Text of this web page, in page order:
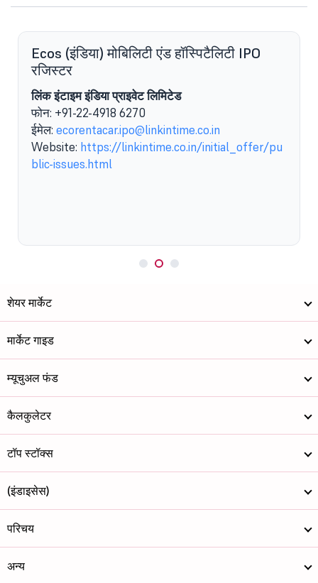
Ecos (इंडिया) मोबिलिटी एंड हॉस्पिटैलिटी IPO
रजिस्टर
लिंक इंटाइम इंडिया प्राइवेट लिमिटेड
फोन: +91-22-4918 6270
ईमेल: ecorentacar.ipo@linkintime.co.in
Website: https://linkintime.co.in/initial_offer/pu
blic-issues.html
शेयर मार्केट
मार्केट गाइड
म्यूचुअल फंड
कैलकुलेटर
टॉप स्टॉक्स
(इंडाइसेस)
परिचय
अन्य